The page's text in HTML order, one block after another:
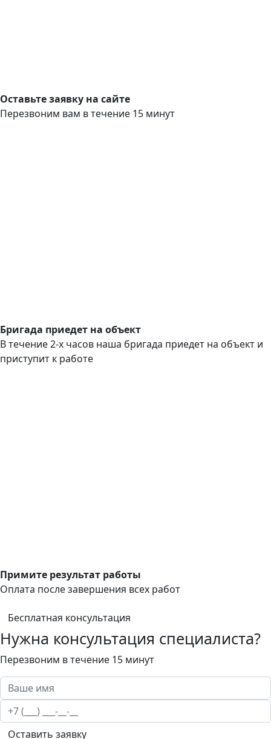
Оставьте заявку на сайте
Перезвоним вам в течение 15 минут
Бригада приедет на объект
В течение 2-х часов наша бригада приедет на объект и
приступит к работе
Примите результат работы
Оплата после завершения всех работ
Бесплатная консультация
Нужна консультация специалиста?
Перезвоним в течение 15 минут
Оставить заявку